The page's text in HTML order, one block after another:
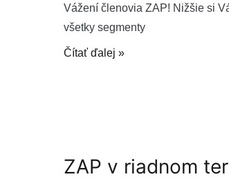
Vážení členovia ZAP! Nižšie si
všetky segmenty
Čítať ďalej »
ZAP v riadnom